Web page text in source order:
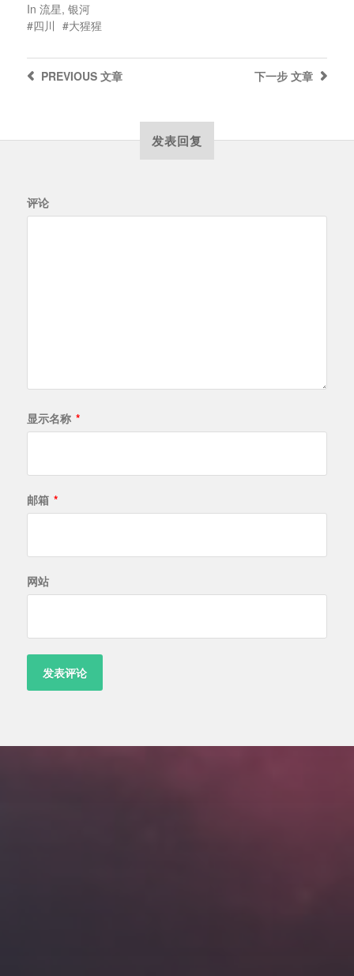
In 流星, 银河
四川
大猩猩
下一步 文章
PREVIOUS文章
发表回复
评论
显示名称 *
邮箱 *
网站